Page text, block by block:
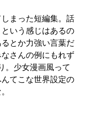
まった短編集。話
いう感じはあるの
とか力強い言葉だ
さんの例にもれず
。少女漫画風って
てこな世界設定の